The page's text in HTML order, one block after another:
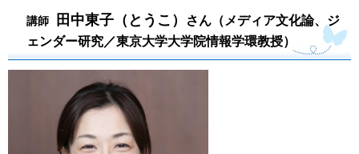
講師 田中東子（とうこ）
さん（メディア文化論、ジ
ェンダー研究／東京大学大学院情報学環教授）